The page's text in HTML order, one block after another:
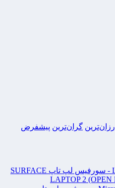
ارزان‌ترین گران‌ترین پیشفرض